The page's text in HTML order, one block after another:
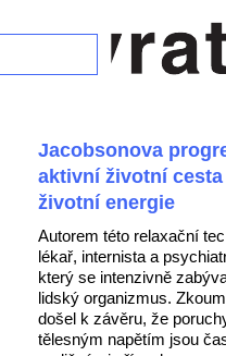
Jacobsonova
aktivní životní
životní energie
Autorem této relaxační
lékař, internista a
který se intenzivně
lidský organizmus.
došel k závěru, že
tělesným napětím jsou